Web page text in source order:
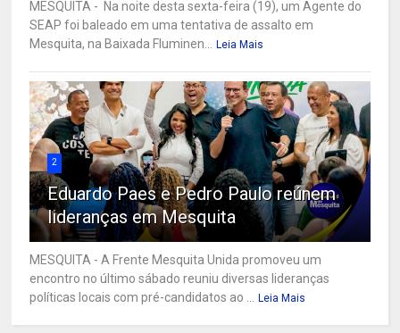
MESQUITA - Na noite desta sexta-feira (19), um Agente do
SEAP foi baleado em uma tentativa de assalto em
Mesquita, na Baixada Fluminen...
Leia Mais
2
Eduardo Paes e Pedro Paulo reúnem
lideranças em Mesquita
MESQUITA - A Frente Mesquita Unida promoveu um
encontro no último sábado reuniu diversas lideranças
políticas locais com pré-candidatos ao ...
Leia Mais